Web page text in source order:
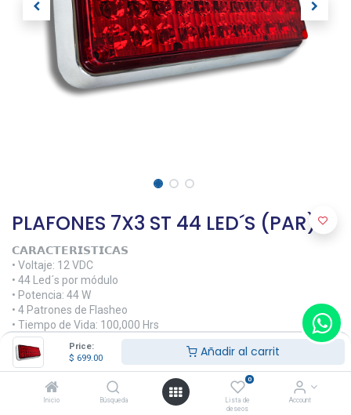
Price:
$ 699.00 Añadir al carrit
Inicio Búsqueda
0
Lista de
deseos
Account
PLAFONES 7X3 ST 44 LED´S (PAR)
𝗖𝗔𝗥𝗔𝗖𝗧𝗘𝗥𝗜𝗦𝗧𝗜𝗖𝗔𝗦
• Voltaje: 12 VDC
• 44 Led´s por módulo
• Potencia: 44 W
• 4 Patrones de Flasheo
• Tiempo de Vida: 100,000 Hrs
• 2 plafones por paquete.
• Material: PC, y ABS cromado
𝗗𝗜𝗠𝗘𝗡𝗦𝗜𝗢𝗡𝗘𝗦
• 19.4 X 9 X 2.5 cm